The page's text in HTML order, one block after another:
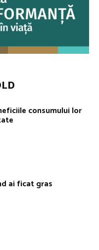
consumului lor
ai ficat gras